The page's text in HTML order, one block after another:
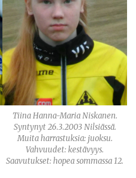
Tiina Hanna-Maria Niskanen.
Syntynyt 26.3.2003 Nilsiässä.
Muita harrastuksia: juoksu.
Vahvuudet: kestävyys.
Saavutukset: hopea sommassa 12.